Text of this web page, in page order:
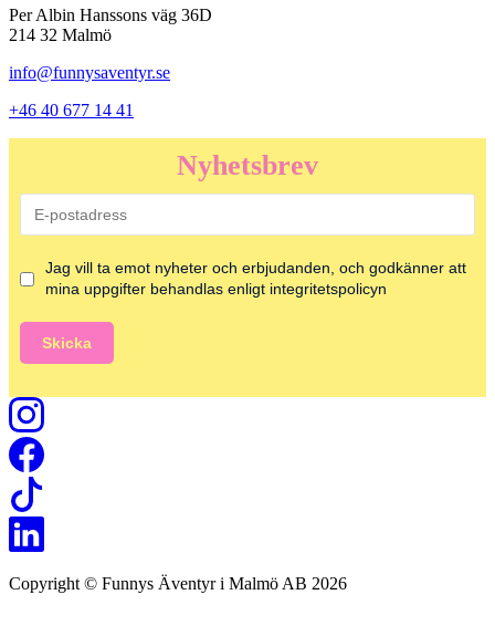
Per Albin Hanssons väg 36D
214 32 Malmö
info@funnysaventyr.se
+46 40 677 14 41
Nyhetsbrev
Jag vill ta emot nyheter och erbjudanden, och godkänner att
mina uppgifter behandlas enligt integritetspolicyn
Skicka
Copyright © Funnys Äventyr i Malmö AB 2026